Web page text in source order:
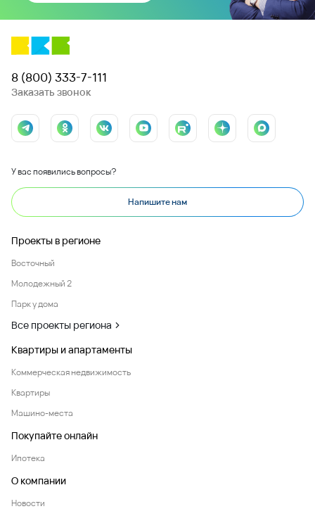
8 (800) 333-7-111
Заказать звонок
У вас появились вопросы?
Напишите нам
Проекты в регионе
Восточный
Молодежный 2
Парк у дома
Все проекты региона
Квартиры и апартаменты
Коммерческая недвижимость
Квартиры
Машино-места
Покупайте онлайн
Ипотека
О компании
Новости